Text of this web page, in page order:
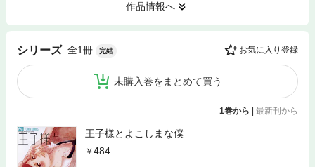
作品情報へ
シリーズ 全1冊 完結 お気に入り登録
未購入巻をまとめて買う
1巻から 最新刊から
王子様とよこしまな僕
484